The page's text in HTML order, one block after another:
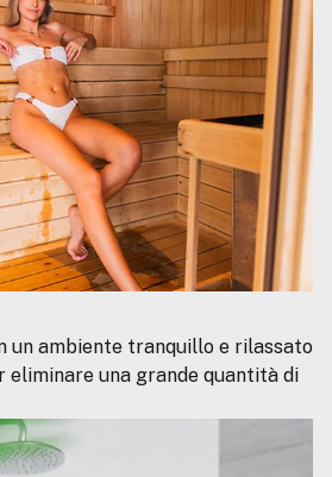
un ambiente tranquillo e rilassato
eliminare una grande quantità di